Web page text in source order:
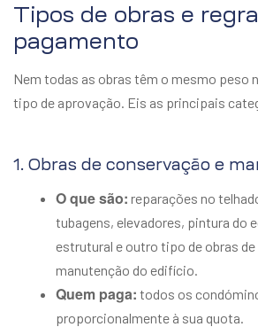
Tipos de obras e
pagamento
Nem todas as obras têm o mesmo peso
tipo de aprovação. Eis as principais
1. Obras de conservação e
O que são: reparações no
tubagens, elevadores, pintura do
estrutural e outro tipo de obras
manutenção do edifício.
Quem paga: todos os
proporcionalmente à sua quota.